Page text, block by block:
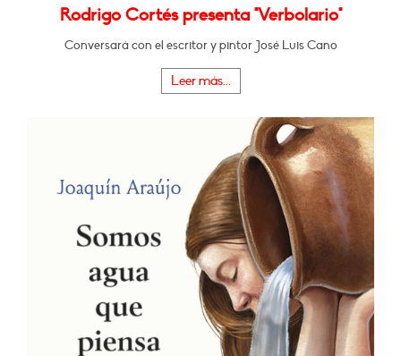
Rodrigo Cortés presenta "Verbolario"
Conversará con el escritor y pintor José Luis Cano
Leer más...